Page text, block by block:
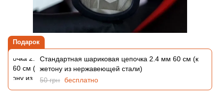
Подарок
Стандартная шариковая цепочка 2.4 мм 60 см (к
жетону из нержавеющей стали)
50 грн бесплатно